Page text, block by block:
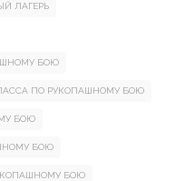
ЛАГЕРЬ
БОЮ
ПО РУКОПАШНОМУ БОЮ
БОЮ
БОЮ
БОЮ